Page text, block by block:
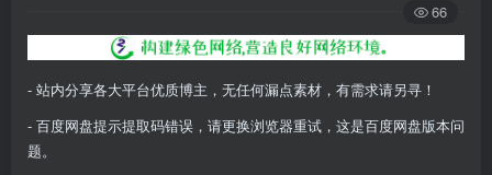
66
- 站内分享各大平台优质博主，无任何漏点素材，有需求请另寻！
- 百度网盘提示提取码错误，请更换浏览器重试，这是百度网盘版本问
题。